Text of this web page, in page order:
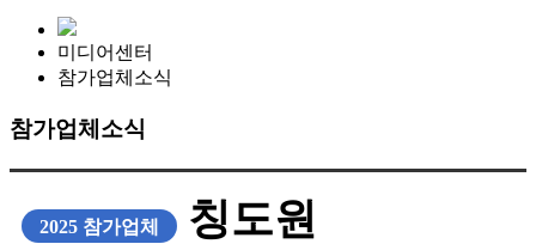
미디어센터
참가업체소식
참가업체소식
2025 참가업체 칭도원